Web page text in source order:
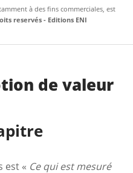
à des fins commerciales, est
reservés - Editions ENI
de valeur
est « Ce qui est mesuré